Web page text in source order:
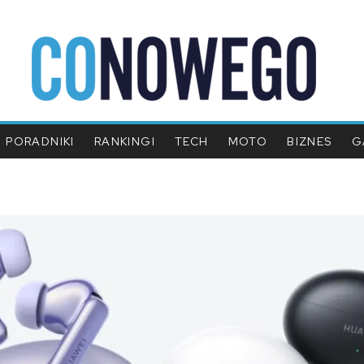
PORADNIKI RANKINGI TECH MOTO BIZNES